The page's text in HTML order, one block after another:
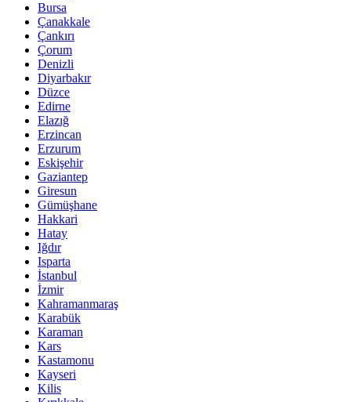
Bursa
Çanakkale
Çankırı
Çorum
Denizli
Diyarbakır
Düzce
Edirne
Elazığ
Erzincan
Erzurum
Eskişehir
Gaziantep
Giresun
Gümüşhane
Hakkari
Hatay
Iğdır
Isparta
İstanbul
İzmir
Kahramanmaraş
Karabük
Karaman
Kars
Kastamonu
Kayseri
Kilis